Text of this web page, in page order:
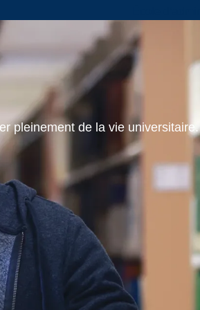
pleinement de la vie universitaire.